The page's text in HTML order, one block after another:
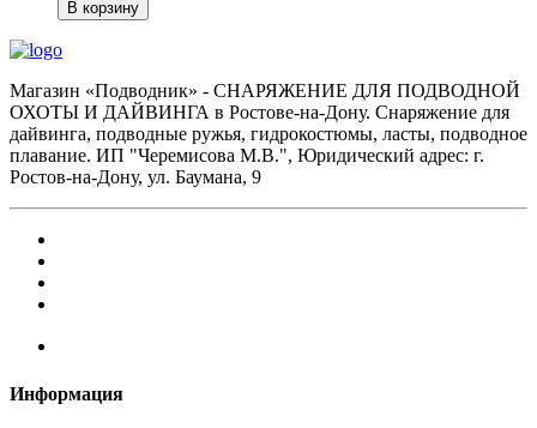
В корзину
Магазин «Подводник» - СНАРЯЖЕНИЕ ДЛЯ ПОДВОДНОЙ
ОХОТЫ И ДАЙВИНГА в Ростове-на-Дону. Снаряжение для
дайвинга, подводные ружья, гидрокостюмы, ласты, подводное
плавание. ИП "Черемисова М.В.", Юридический адрес: г.
Ростов-на-Дону, ул. Баумана, 9
Информация